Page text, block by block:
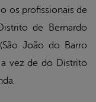
os profissionais de
de Bernardo
João do Barro
vez de do Distrito